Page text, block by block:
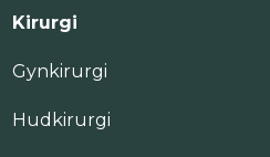
Kirurgi
Gynkirurgi
Hudkirurgi